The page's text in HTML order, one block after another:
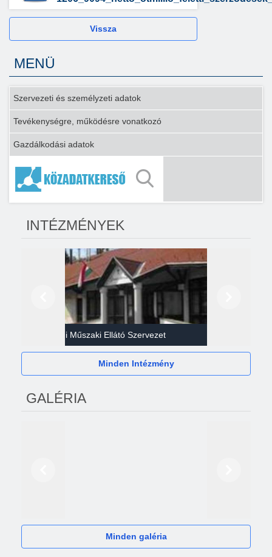
Vissza
MENÜ
Szervezeti és személyzeti adatok
Tevékenységre, működésre vonatkozó
Gazdálkodási adatok
INTÉZMÉNYEK
Gazdasági Műszaki Ellátó Szervezet
Minden Intézmény
GALÉRIA
Minden galéria